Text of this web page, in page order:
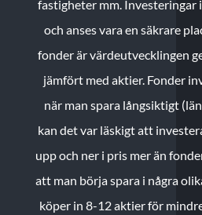
fastigheter mm. Investeringar
och anses vara en säkrare
fonder är värdeutvecklingen
jämfört med aktier. Fonder
när man spara långsiktigt
kan det var läskigt att
upp och ner i pris mer än
att man börja spara i några
köper in 8-12 aktier för